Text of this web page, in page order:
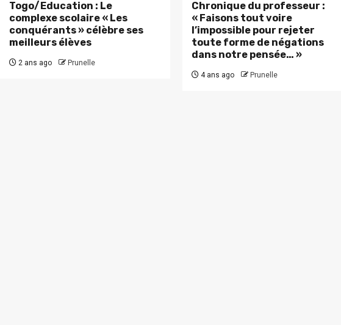
Togo/Education : Le
complexe scolaire « Les
conquérants » célèbre ses
meilleurs élèves
2 ans ago Prunelle
Chronique du professeur :
« Faisons tout voire
l’impossible pour rejeter
toute forme de négations
dans notre pensée… »
4 ans ago Prunelle